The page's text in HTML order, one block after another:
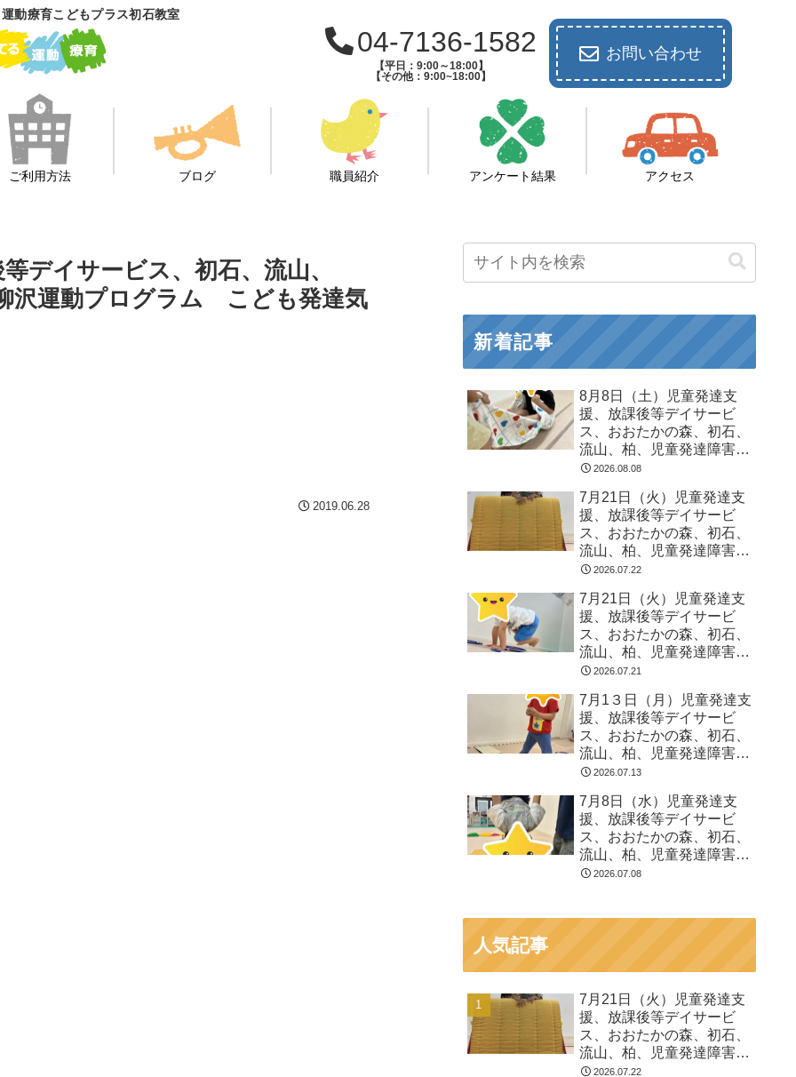
動療育こどもプラス初石教室
04-7136-1582
【平日：9:00～18:00】
【その他：9:00~18:00】
お問い合わせ
ご利用方法 ブログ 職員紹介 アンケート結果 アクセス
デイサービス、初石、流山、
運動プログラム こども発達気
2019.06.28
新着記事
8月8日（土）児童発達支
援、放課後等デイサービ
ス、おおたかの森、初石、
流山、柏、児童発達障害
運動療育 柳沢運動プログ
る 発達障害 放デイ 自
閉症 ADHD アスペルガ
ー症候
2026.08.08
7月21日（火）児童発達支
援、放課後等デイサービ
ス、おおたかの森、初石、
流山、柏、児童発達障害
運動療育 柳沢運動プログ
る 発達障害 放デイ 自
閉症 ADHD アスペルガ
ー症候
2026.07.22
7月21日（火）児童発達支
援、放課後等デイサービ
ス、おおたかの森、初石、
流山、柏、児童発達障害
運動療育 柳沢運動プログ
る 発達障害 放デイ 自
閉症 ADHD アスペルガ
ー症候
2026.07.21
7月1３日（月）児童発達支
援、放課後等デイサービ
ス、おおたかの森、初石、
流山、柏、児童発達障害
運動療育 柳沢運動プログ
る 発達障害 放デイ 自
閉症 ADHD アスペルガ
ー症候
2026.07.13
7月8日（水）児童発達支
援、放課後等デイサービ
ス、おおたかの森、初石、
流山、柏、児童発達障害
運動療育 柳沢運動プログ
2026.07.08
人気記事
7月21日（火）児童発達支
援、放課後等デイサービ
ス、おおたかの森、初石、
流山、柏、児童発達障害
運動療育 柳沢運動プログ
2026.07.22